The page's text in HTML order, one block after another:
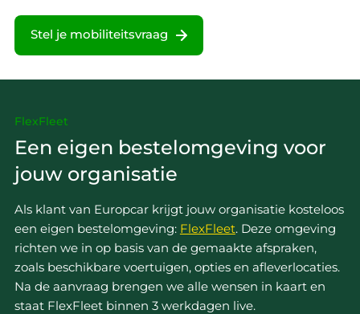
Stel je mobiliteitsvraag
FlexFleet
Een eigen bestelomgeving voor
jouw organisatie
Als klant van Europcar krijgt jouw organisatie kosteloos
een eigen bestelomgeving: FlexFleet. Deze omgeving
richten we in op basis van de gemaakte afspraken,
zoals beschikbare voertuigen, opties en afleverlocaties.
Na de aanvraag brengen we alle wensen in kaart en
staat FlexFleet binnen 3 werkdagen live.